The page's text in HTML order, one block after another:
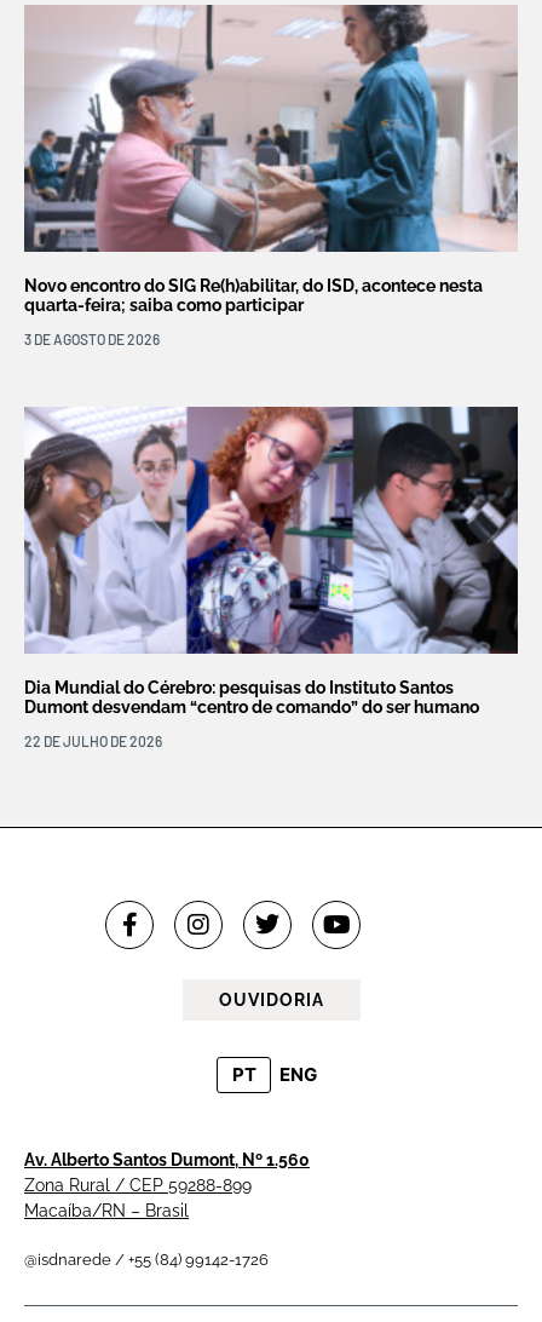
Novo encontro do SIG Re(h)abilitar, do ISD, acontece nesta
quarta-feira; saiba como participar
3 DE AGOSTO DE 2026
Dia Mundial do Cérebro: pesquisas do Instituto Santos
Dumont desvendam “centro de comando” do ser humano
22 DE JULHO DE 2026
OUVIDORIA
PT ENG
Av. Alberto Santos Dumont, Nº 1.560
Zona Rural / CEP 59288-899
Macaíba/RN – Brasil
@isdnarede / +55 (84) 99142-1726